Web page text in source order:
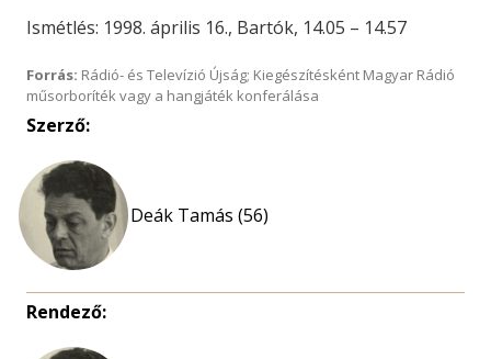
Ismétlés: 1998. április 16., Bartók, 14.05 – 14.57
Forrás: Rádió- és Televízió Újság; Kiegészítésként Magyar Rádió
műsorboríték vagy a hangjáték konferálása
Szerző:
Deák Tamás (56)
Rendező: